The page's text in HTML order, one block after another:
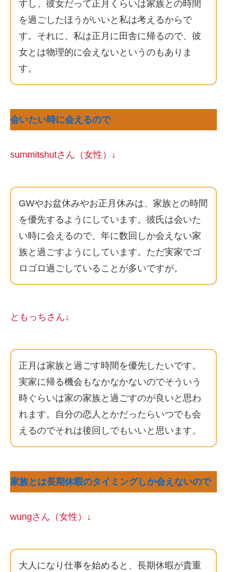
すし、彼女だって正月くらいは家族との時間
を過ごしたほうがいいと私は考えるからで
す。それに、私は正月に田舎に帰るので、彼
女とは物理的に会えないというのもありま
す。
会いたい時に会えるので
summitshutさん（女性）↓
GWやお盆休みやお正月休みは、家族との時間
を優先するようにしています。彼氏は会いた
い時に会えるので、年に数回しか会えない家
族と過ごすようにしています。ただ実家でゴ
ロゴロ過ごしていることが多いですが。
ともっちさん↓
正月は家族と過ごす時間を優先したいです。
実家に帰る機会もなかなかないのでそういう
時ぐらいは家の家族と過ごすのが良いと思わ
れます。自分の恋人とかだったらいつでも会
えるのでそれは後回しでもいいと思います。
家族とは長期休暇のタイミングしか会えないので
wungさん（女性）↓
大人になり仕事を始めると、長期休暇が貴重